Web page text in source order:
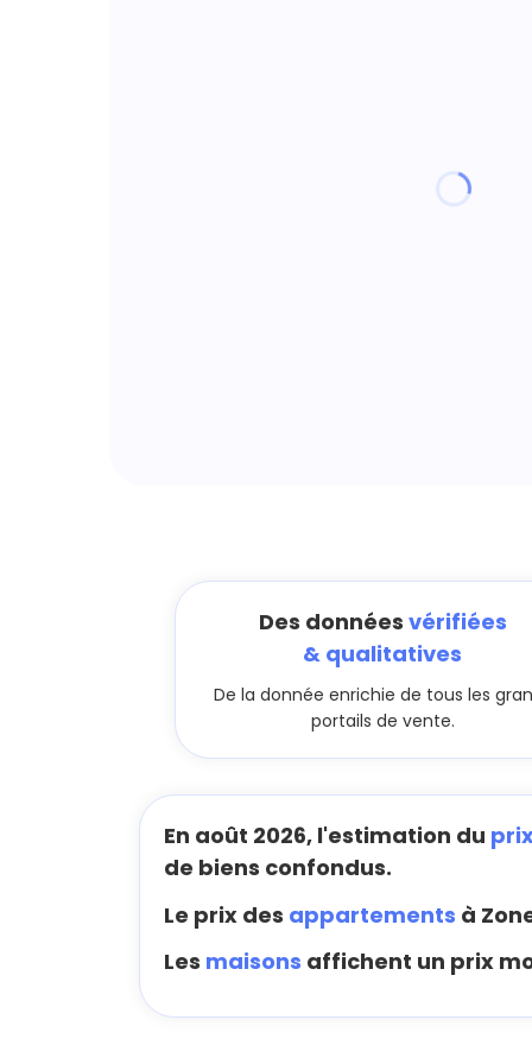
Des données vérifiées
& qualitatives
De la donnée enrichie de tous les
portails de vente.
En août 2026, l'estimation du
de biens confondus.
Le prix des appartements à
Les maisons affichent un prix